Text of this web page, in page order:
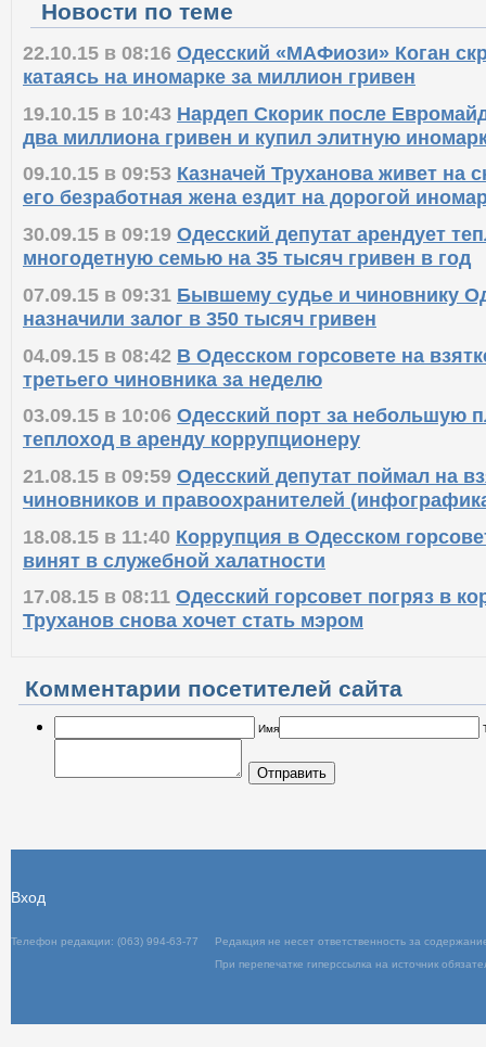
22.10.15 в 08:16 Одесский «МАФиози» Коган
катаясь на иномарке за миллион гривен
19.10.15 в 10:43 Нардеп Скорик после
два миллиона гривен и купил элитную
09.10.15 в 09:53 Казначей Труханова живет на
его безработная жена ездит на дорогой
30.09.15 в 09:19 Одесский депутат арендует
многодетную семью на 35 тысяч гривен в год
07.09.15 в 09:31 Бывшему судье и чиновнику
назначили залог в 350 тысяч гривен
04.09.15 в 08:42 В Одесском горсовете на
третьего чиновника за неделю
03.09.15 в 10:06 Одесский порт за небольшую
теплоход в аренду коррупционеру
21.08.15 в 09:59 Одесский депутат поймал на
чиновников и правоохранителей
18.08.15 в 11:40 Коррупция в Одесском
винят в служебной халатности
17.08.15 в 08:11 Одесский горсовет погряз в
Комментарии посетителей сайта
Телефон редакции: (063) 994-63-77